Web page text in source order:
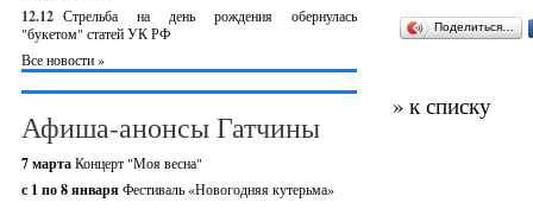
12.12 Стрельба на день рождения обернулась
"букетом" статей УК РФ
Все новости »
Афиша-анонсы Гатчины
7 мартаКонцерт "Моя весна"
с 1 по 8 января Фестиваль «Новогодняя кутерьма»
Поделиться…
» к списку